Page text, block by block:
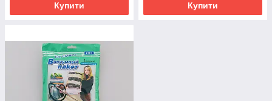
Купити Купити